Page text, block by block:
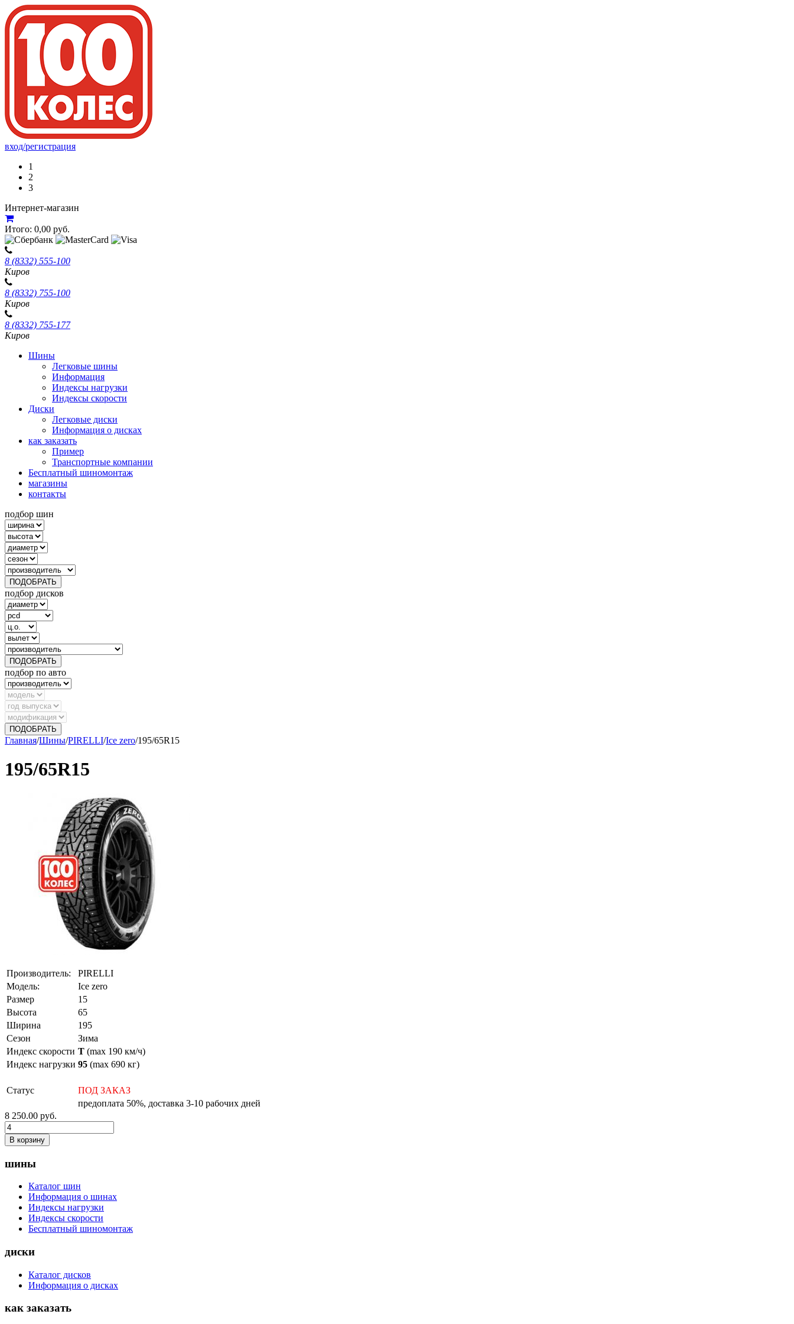
вход/регистрация
1
2
3
Интернет-магазин
Итого: 0,00 руб.
8 (8332) 555-100
Киров
8 (8332) 755-100
Киров
8 (8332) 755-177
Киров
Шины
Легковые шины
Информация
Индексы нагрузки
Индексы скорости
Диски
Легковые диски
Информация о дисках
как заказать
Пример
Транспортные компании
Бесплатный шиномонтаж
магазины
контакты
подбор шин
ПОДОБРАТЬ
подбор дисков
ПОДОБРАТЬ
подбор по авто
ПОДОБРАТЬ
Главная/Шины/PIRELLI/Ice zero/195/65R15
195/65R15
Производитель:
PIRELLI
Модель:
Ice zero
Размер
15
Высота
65
Ширина
195
Сезон
Зима
Индекс скорости T (max 190 км/ч)
Индекс нагрузки 95 (max 690 кг)
Статус
ПОД ЗАКАЗ
предоплата 50%, доставка 3-10 рабочих дней
8 250.00 руб.
В корзину
шины
Каталог шин
Информация о шинах
Индексы нагрузки
Индексы скорости
Бесплатный шиномонтаж
диски
Каталог дисков
Информация о дисках
как заказать